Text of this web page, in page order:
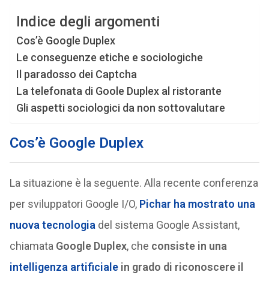
Indice degli argomenti
Cos’è Google Duplex
Le conseguenze etiche e sociologiche
Il paradosso dei Captcha
La telefonata di Goole Duplex al ristorante
Gli aspetti sociologici da non sottovalutare
Cos’è Google Duplex
La situazione è la seguente. Alla recente conferenza
per sviluppatori Google I/O, Pichar ha mostrato una
nuova tecnologia del sistema Google Assistant,
chiamata Google Duplex, che consiste in una
intelligenza artificialein grado di riconoscere il